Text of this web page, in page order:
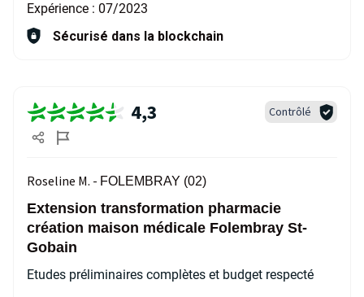
Expérience : 07/2023
Sécurisé dans la blockchain
4,3 Contrôlé
Roseline M. - FOLEMBRAY (02)
Extension transformation pharmacie
création maison médicale Folembray St-
Gobain
Etudes préliminaires complètes et budget respecté